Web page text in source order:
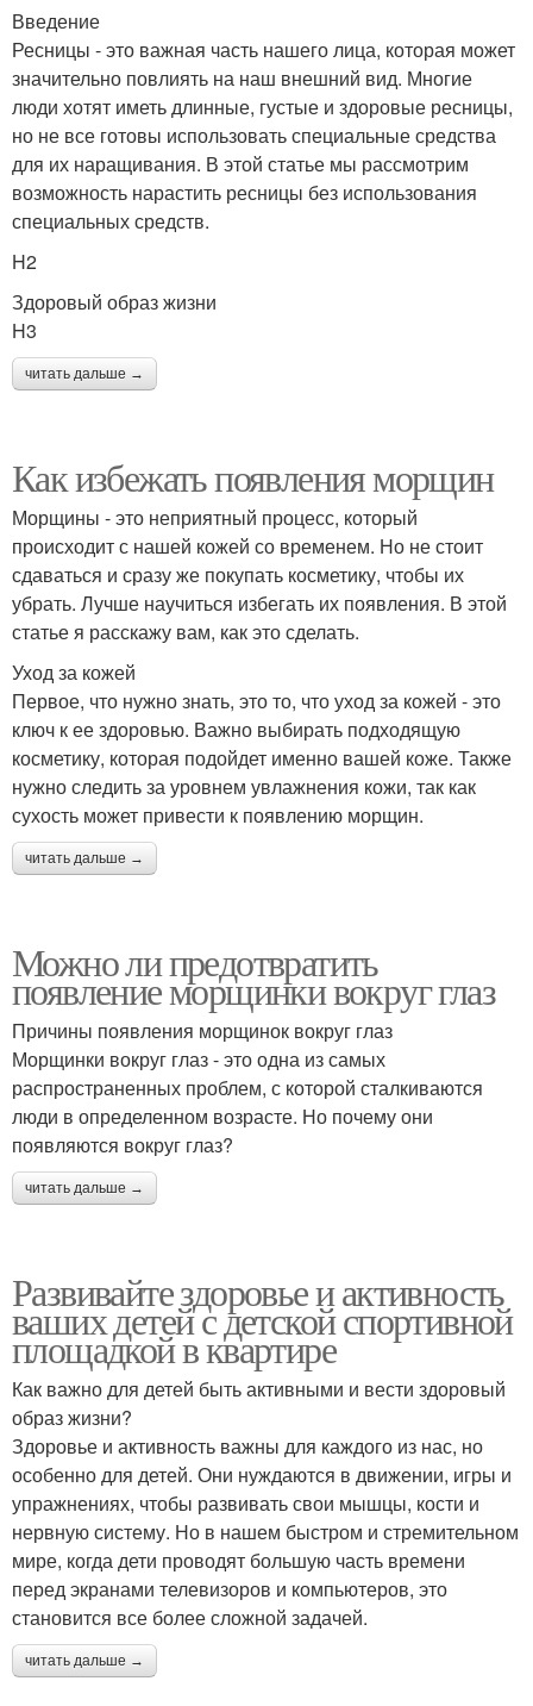
Введение
Ресницы - это важная часть нашего лица, которая может
значительно повлиять на наш внешний вид. Многие
люди хотят иметь длинные, густые и здоровые ресницы,
но не все готовы использовать специальные средства
для их наращивания. В этой статье мы рассмотрим
возможность нарастить ресницы без использования
специальных средств.
H2
Здоровый образ жизни
H3
читать дальше →
Как избежать появления морщин
Морщины - это неприятный процесс, который
происходит с нашей кожей со временем. Но не стоит
сдаваться и сразу же покупать косметику, чтобы их
убрать. Лучше научиться избегать их появления. В этой
статье я расскажу вам, как это сделать.
Уход за кожей
Первое, что нужно знать, это то, что уход за кожей - это
ключ к ее здоровью. Важно выбирать подходящую
косметику, которая подойдет именно вашей коже. Также
нужно следить за уровнем увлажнения кожи, так как
сухость может привести к появлению морщин.
читать дальше →
Можно ли предотвратить
появление морщинки вокруг глаз
Причины появления морщинок вокруг глаз
Морщинки вокруг глаз - это одна из самых
распространенных проблем, с которой сталкиваются
люди в определенном возрасте. Но почему они
появляются вокруг глаз?
читать дальше →
Развивайте здоровье и активность
ваших детей с детской спортивной
площадкой в квартире
Как важно для детей быть активными и вести здоровый
образ жизни?
Здоровье и активность важны для каждого из нас, но
особенно для детей. Они нуждаются в движении, игры и
упражнениях, чтобы развивать свои мышцы, кости и
нервную систему. Но в нашем быстром и стремительном
мире, когда дети проводят большую часть времени
перед экранами телевизоров и компьютеров, это
становится все более сложной задачей.
читать дальше →